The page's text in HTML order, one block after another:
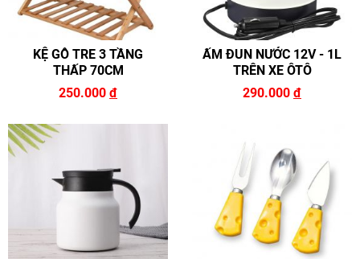
KỆ GỖ TRE 3 TẦNG
THẤP 70CM
250.000 đ
ẤM ĐUN NƯỚC 12V - 1L
TRÊN XE ÔTÔ
290.000 đ